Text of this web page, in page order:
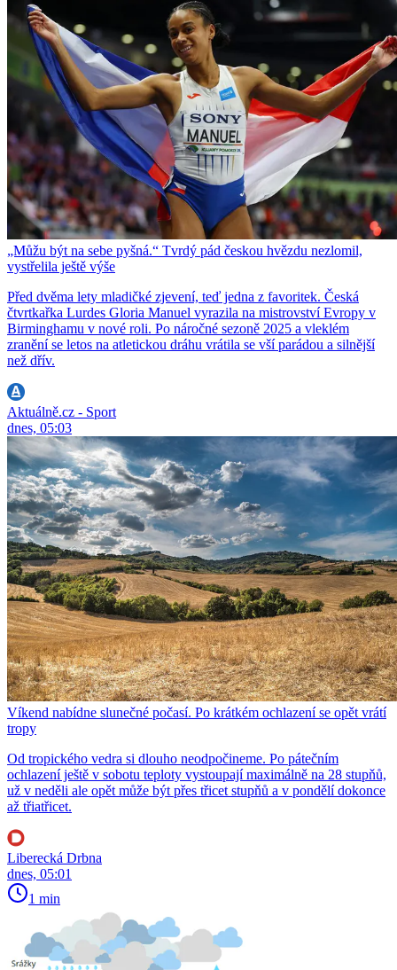
„Můžu být na sebe pyšná.“ Tvrdý pád českou hvězdu nezlomil,
vystřelila ještě výše
Před dvěma lety mladičké zjevení, teď jedna z favoritek. Česká
čtvrtkařka Lurdes Gloria Manuel vyrazila na mistrovství Evropy v
Birminghamu v nové roli. Po náročné sezoně 2025 a vleklém
zranění se letos na atletickou dráhu vrátila se vší parádou a silnější
než dřív.
Aktuálně.cz - Sport
dnes, 05:03
Víkend nabídne slunečné počasí. Po krátkém ochlazení se opět vrátí
tropy
Od tropického vedra si dlouho neodpočineme. Po pátečním
ochlazení ještě v sobotu teploty vystoupají maximálně na 28 stupňů,
už v neděli ale opět může být přes třicet stupňů a v pondělí dokonce
až třiatřicet.
Liberecká Drbna
dnes, 05:01
1 min